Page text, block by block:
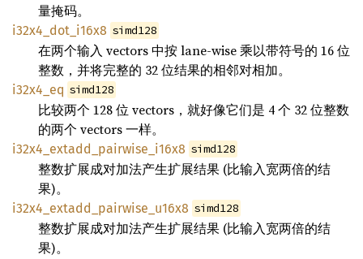
量掩码。
i32x4_dot_i16x8 simd128
在两个输入 vectors 中按 lane-wise 乘以带符号的 16 位
整数，并将完整的 32 位结果的相邻对相加。
i32x4_eq simd128
比较两个 128 位 vectors，就好像它们是 4 个 32 位整数
的两个 vectors 一样。
i32x4_extadd_pairwise_i16x8 simd128
整数扩展成对加法产生扩展结果 (比输入宽两倍的结
果)。
i32x4_extadd_pairwise_u16x8 simd128
整数扩展成对加法产生扩展结果 (比输入宽两倍的结
果)。